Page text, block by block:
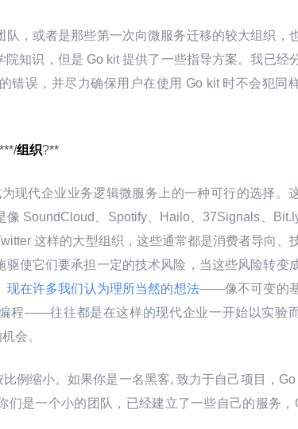
，或者是那些第一次向微服务迁移的较大组织，
知识，但是 Go kit 提供了一些指导方案。我已经
错误，并尽力确保用户在使用 Go kit 时不会犯同
组织?**
现代企业业务逻辑微服务上的一种可行的选择。
像 SoundCloud、Spotify、Hailo、37Signals、
这样的大型组织，这些通常都是消费者导向、
使它们要承担一定的技术风险，当这些风险转变
现在许多我们认为理所当然的想法——像不可变的
程——往往都是在这样的现代企业一开始以实验
会。
例缩小。如果你是一名黑客, 致力于自己项目，Go
们是一个小的团队，已经建立了一些自己的服务，